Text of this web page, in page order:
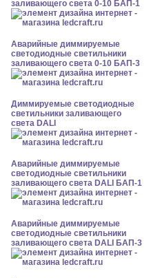
заливающего света 0-10 БАП-1
Аварийные диммируемые
светодиодные светильники
заливающего света 0-10 БАП-3
Диммируемые светодиодные
светильники заливающего
света DALI
Аварийные диммируемые
светодиодные светильники
заливающего света DALI БАП-1
Аварийные диммируемые
светодиодные светильники
заливающего света DALI БАП-3